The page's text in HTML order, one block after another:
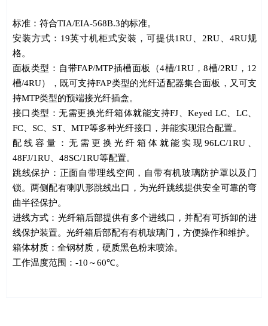
标准：符合TIA/EIA-568B.3的标准。
安装方式： 19英寸机柜式安装，可提供1RU 2RU 、4RU规
格。
面板类型：自带FAP/MTP插槽面板（4槽/1RU ，8槽/2RU ， 12
槽/4RU），既可支持FAP类型的光纤适配器集合面板，又可支
持MTP类型的预端接光纤插盒。
接口类型：无需更换光纤箱体就能支持FJ 、Keyed LC、 LC、
FC
SC ST MTP等多种光纤接口，并能实现混合配置。
配线容量：无需更换光纤箱体就能实现96LC/1RU
48FJ/1RU
48SC/1RU等配置。
跳线保护：正面自带理线空间，自带有机玻璃防护罩以及门
锁。两侧配有喇叭形跳线出口，为光纤跳线提供安全可靠的弯
曲半径保护。
进线方式：光纤箱后部提供有多个进线口，并配有可拆卸的进
线保护装置。光纤箱后部配有有机玻璃门，方便操作和维护。
箱体材质：全钢材质，硬质黑色粉末喷涂。
工作温度范围： -10 ～60℃。